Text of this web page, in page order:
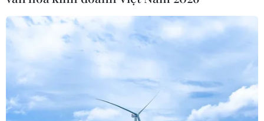
#An ninh Nghệ An
#Thời sự
#Thời sự hôm nay
#Bản tin thời sự
#Tội phạm
#Truy nã
#Tội phạm hình sự
#Hình sự #Công an
#Vụ án
#Phạm pháp
#Pháp đình
#An ninh xã hội
#Chính trị
#VietnamPlus
TP. Đà Nẵng
Quảng Ninh
Tp. Hồ Chí Minh
TP. Huế